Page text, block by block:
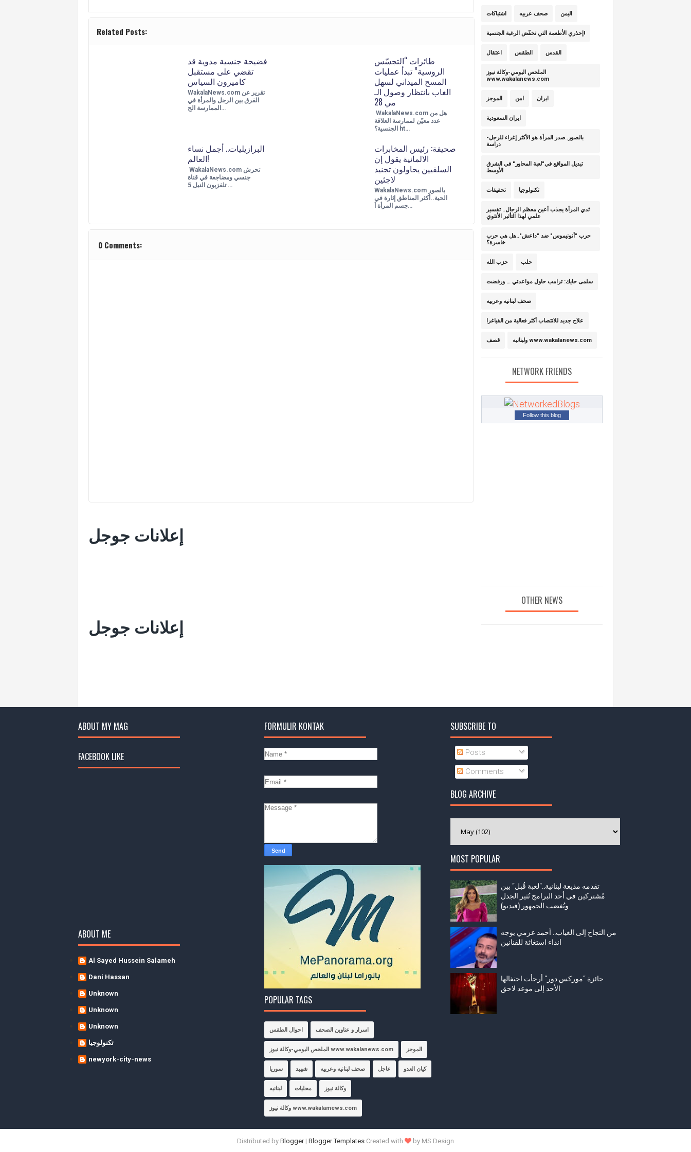
Related Posts:
فضيحة جنسية مدوية قد
تقضي على مستقبل
كاميرون السياس
WakalaNews.com تقرير عن
الفرق بين الرجل والمرأة في
الممارسة الج…
طائرات “التجسّس
الروسية” تبدأ عمليات
المسح الميداني لسهل
الغاب بانتظار وصول الـ
مي 28
WakalaNews.com هل من
عدد معيّن لممارسة العلاقة
الجنسية؟ ht…
البرازيليات.. أجمل نساء
العالم!
WakalaNews.com تحرش
جنسي ومضاجعة في قناة
تلفزيون النيل 5 …
صحيفة: رئيس المخابرات
الالمانية يقول إن
السلفيين يحاولون تجنيد
لاجئين
WakalaNews.com بالصور
الحية..أكثر المناطق إثارة في
جسم المرأة أ…
0 Comments:
إعلانات جوجل
إعلانات جوجل
اشتباكات صحف عربيه اليمن
إحذري الأطعمة التي تخفّض الرغبة الجنسية!
اعتقال الطقس القدس
الملخص اليومي-وكالة نيوز
www.wakalanews.com
الموجز امن ايران
ايران السعودية
بالصور..صدر المرأة هو الأكثر إغراء للرجل-
دراسة
تبديل المواقع في"لعبة المحاور" في الشرق
الأوسط
تحقيقات تكنولوجيا
ثدي المرأة يجذب أعين معظم الرجال.. تفسير
علمي لهذا التأثير الأنثوي
حرب "أنونيموس" ضد "داعش"..هل هي حرب
خاسرة؟
حزب الله حلب
سلمى حايك: ترامب حاول مواعدتي … ورفضت
صحف لبنانيه وعربيه
علاج جديد للانتصاب أكثر فعالية من الفياغرا
قصف ولبنانيه www.wakalanews.com
NETWORK FRIENDS
Follow this blog
OTHER NEWS
ABOUT MY MAG
FACEBOOK LIKE
ABOUT ME
Al Sayed Hussein Salameh
Dani Hassan
Unknown
Unknown
Unknown
تكنولوجيا
newyork-city-news
FORMULIR KONTAK
POPULAR TAGS
احوال الطقس اسرار و عناوين الصحف
الملخص اليومي-وكالة نيوز www.wakalanews.com الموجز
سوريا شهيد صحف لبنانيه وعربيه عاجل كيان العدو
لبنانيه محليات وكالة نيوز
وكالة نيوز www.wakalamews.com
SUBSCRIBE TO
Posts
Comments
BLOG ARCHIVE
MOST POPULAR
تقدمه مذيعة لبنانية.."لعبة قُبل" بين
مُشتركين في أحد البرامج تُثير الجدل
وتُغضب الجمهور (فيديو)
من النجاح إلى الغياب.. أحمد عزمي يوجه
نداء استغاثة للفنانين!
جائزة "موركس دور" أرجأت احتفالها
الأحد إلى موعد لاحق
Distributed by Blogger| Blogger Templates Created with by MS Design